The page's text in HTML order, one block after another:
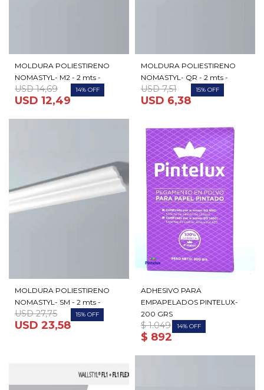
MOLDURA POLIESTIRENO
NOMASTYL- M2 - 2 mts -
USD 12,49
USD 14,69 14
MOLDURA POLIESTIRENO
NOMASTYL- QR - 2 mts -
USD 6,38
USD 7,51 15
MOLDURA POLIESTIRENO
NOMASTYL- SM - 2 mts -
USD 23,58
USD 27,75 15
ADHESIVO PARA
EMPAPELADOS PINTELUX-
200 GRS
$ 892
$ 1.049 14